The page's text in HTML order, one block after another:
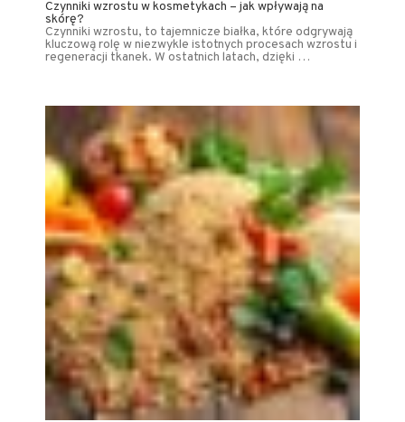
Czynniki wzrostu w kosmetykach – jak wpływają na
skórę?
Czynniki wzrostu, to tajemnicze białka, które odgrywają
kluczową rolę w niezwykle istotnych procesach wzrostu i
regeneracji tkanek. W ostatnich latach, dzięki …